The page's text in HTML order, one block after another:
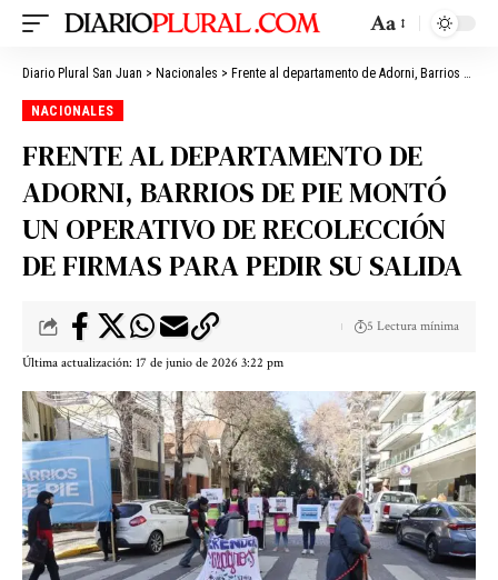
Aa
Diario Plural San Juan > Nacionales > Frente al departamento de Adorni, Barrios de Pie montó un operativo de recolección de firmas para pedir su salida
NACIONALES
FRENTE AL DEPARTAMENTO DE
ADORNI, BARRIOS DE PIE MONTÓ
UN OPERATIVO DE RECOLECCIÓN
DE FIRMAS PARA PEDIR SU SALIDA
Última actualización: 17 de junio de 2026 3:22 pm
5 Lectura mínima